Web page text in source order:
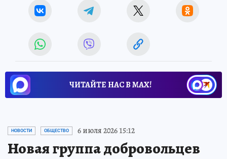
ЧИТАЙТЕ НАС В МАХ!
НОВОСТИ ОБЩЕСТВО 6 июля 2026 15:12
Новая группа добровольцев